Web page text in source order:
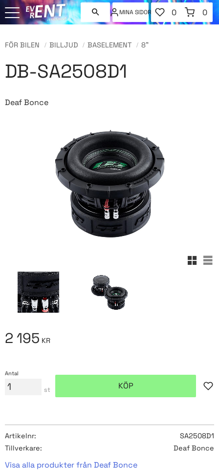
MINA SIDOR
FAVORITER
ANTAL
0
KUNDVAGN
0
FÖR BILEN BILLJUD BASELEMENT 8"
DB-SA2508D1
Deaf Bonce
2 195 KR
Antal
st KÖP
Artikelnr
SA2508D1
Tillverkare
Deaf Bonce
Visa alla produkter från Deaf Bonce